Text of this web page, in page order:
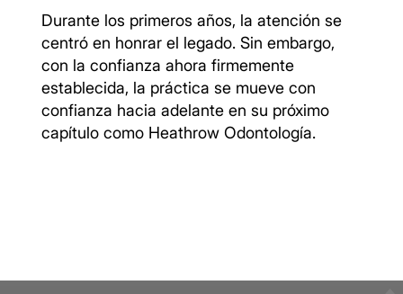
Durante los primeros años, la atención se
centró en honrar el legado. Sin embargo,
con la confianza ahora firmemente
establecida, la práctica se mueve con
confianza hacia adelante en su próximo
capítulo como Heathrow Odontología.